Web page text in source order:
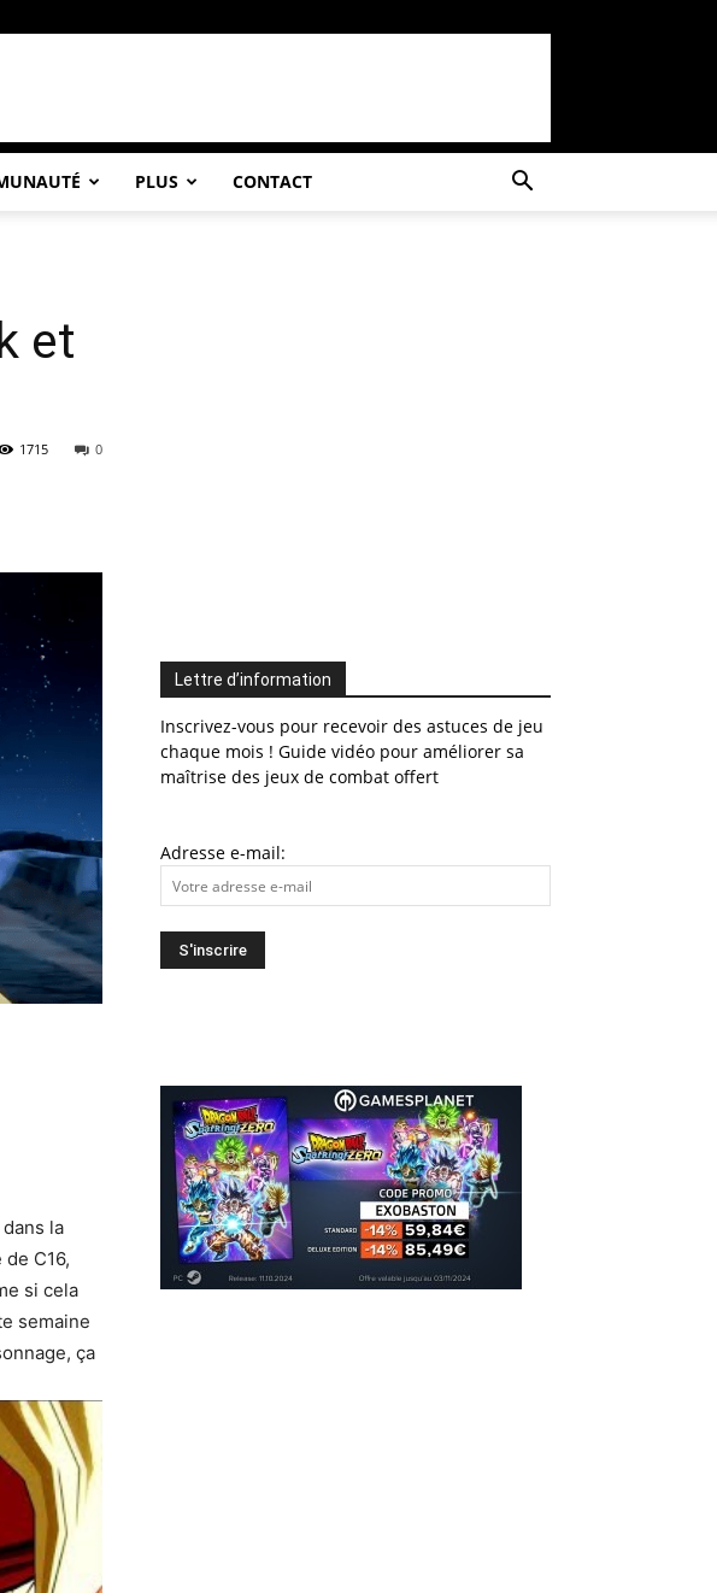
PLUS CONTACT
et
0
1715
la
C16,
si cela
semaine
ça
Lettre d’information
Inscrivez-vous pour recevoir des astuces de jeu
chaque mois ! Guide vidéo pour améliorer sa
maîtrise des jeux de combat offert
Adresse e-mail: